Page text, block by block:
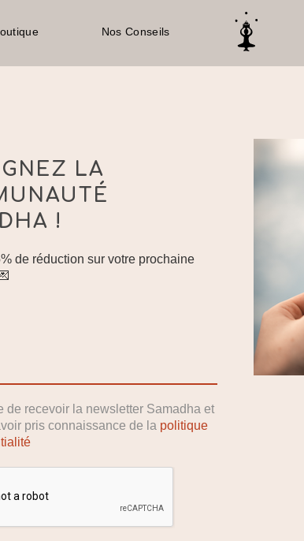
Nos Conseils
LA
!
de réduction sur votre prochaine
de recevoir la newsletter Samadha et
pris connaissance de la politique